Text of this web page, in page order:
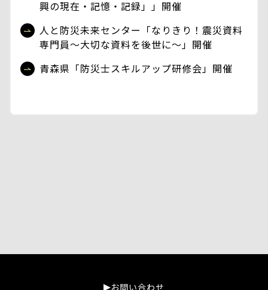
興の現在・記憶・記録」」開催
人と防災未来センター「なりきり！震災資料
専門員～大切な資料を後世に～」開催
青森県「防災士スキルアップ研修会」開催
お問い合わせ